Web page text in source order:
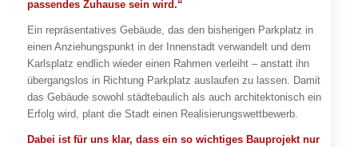
passendes Zuhause sein wird.“
Ein repräsentatives Gebäude, das den bisherigen Parkplatz in
einen Anziehungspunkt in der Innenstadt verwandelt und dem
Karlsplatz endlich wieder einen Rahmen verleiht – anstatt ihn
übergangslos in Richtung Parkplatz auslaufen zu lassen. Damit
das Gebäude sowohl städtebaulich als auch architektonisch ein
Erfolg wird, plant die Stadt einen Realisierungswettbewerb.
Dabei ist für uns klar, dass ein so wichtiges Bauprojekt nur